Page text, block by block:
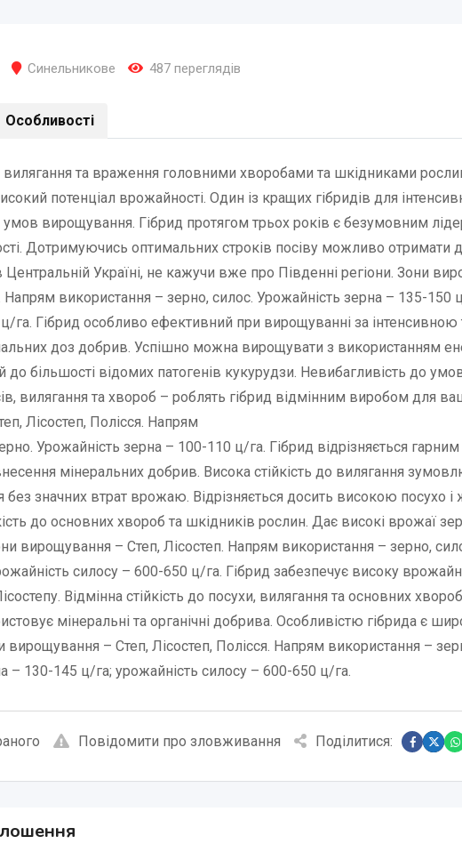
Синельникове 487 переглядів
Особливості
вилягання та враження головними хворобами та шкідниками
потенціал врожайності. Один із кращих гібридів для
вирощування. Гібрид протягом трьох років є безумовним
Дотримуючись оптимальних строків посіву можливо отримати
Україні, не кажучи вже про Південні регіони. Зони
Напрям використання – зерно, силос. Урожайність зерна – 135-150
га. Гібрид особливо ефективний при вирощуванні за інтенсивною
доз добрив. Успішно можна вирощувати з використанням
до більшості відомих патогенів кукурудзи. Невибагливість до
вилягання та хвороб – роблять гібрид відмінним виробом для
Лісостеп, Полісся. Напрям
Урожайність зерна – 100-110 ц/га. Гібрид відрізняється
мінеральних добрив. Висока стійкість до вилягання
без значних втрат врожаю. Відрізняється досить високою посухо і
до основних хвороб та шкідників рослин. Дає високі врожаї
вирощування – Степ, Лісостеп. Напрям використання – зерно,
силосу – 600-650 ц/га. Гібрид забезпечує високу
Відмінна стійкість до посухи, вилягання та основних
мінеральні та органічні добрива. Особливістю гібрида є
вирощування – Степ, Лісостеп, Полісся. Напрям використання –
– 130-145 ц/га; урожайність силосу – 600-650 ц/га.
Повідомити про зловживання Поділитися: